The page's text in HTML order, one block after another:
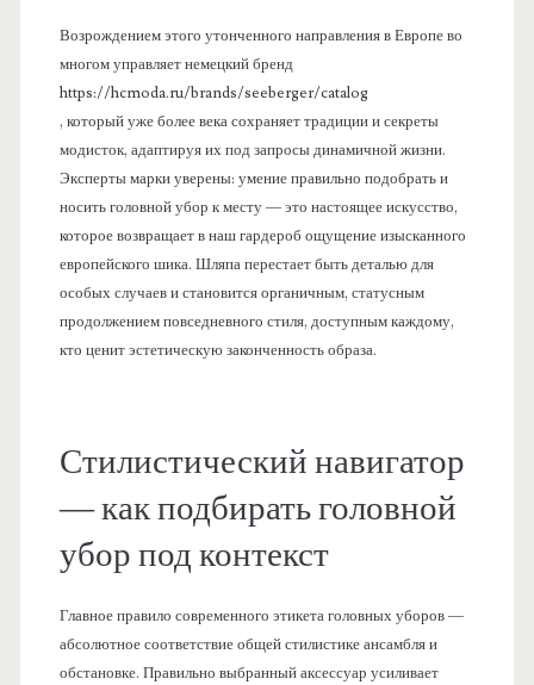
Возрождением этого утонченного направления в Европе во
многом управляет немецкий бренд
https://hcmoda.ru/brands/seeberger/catalog
, который уже более века сохраняет традиции и секреты
модисток, адаптируя их под запросы динамичной жизни.
Эксперты марки уверены: умение правильно подобрать и
носить головной убор к месту — это настоящее искусство,
которое возвращает в наш гардероб ощущение изысканного
европейского шика. Шляпа перестает быть деталью для
особых случаев и становится органичным, статусным
продолжением повседневного стиля, доступным каждому,
кто ценит эстетическую законченность образа.
Стилистический навигатор
— как подбирать головной
убор под контекст
Главное правило современного этикета головных уборов —
абсолютное соответствие общей стилистике ансамбля и
обстановке. Правильно выбранный аксессуар усиливает